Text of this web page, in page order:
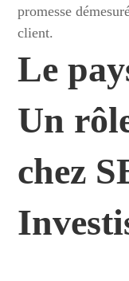
promesse
client.
Le
Un
chez